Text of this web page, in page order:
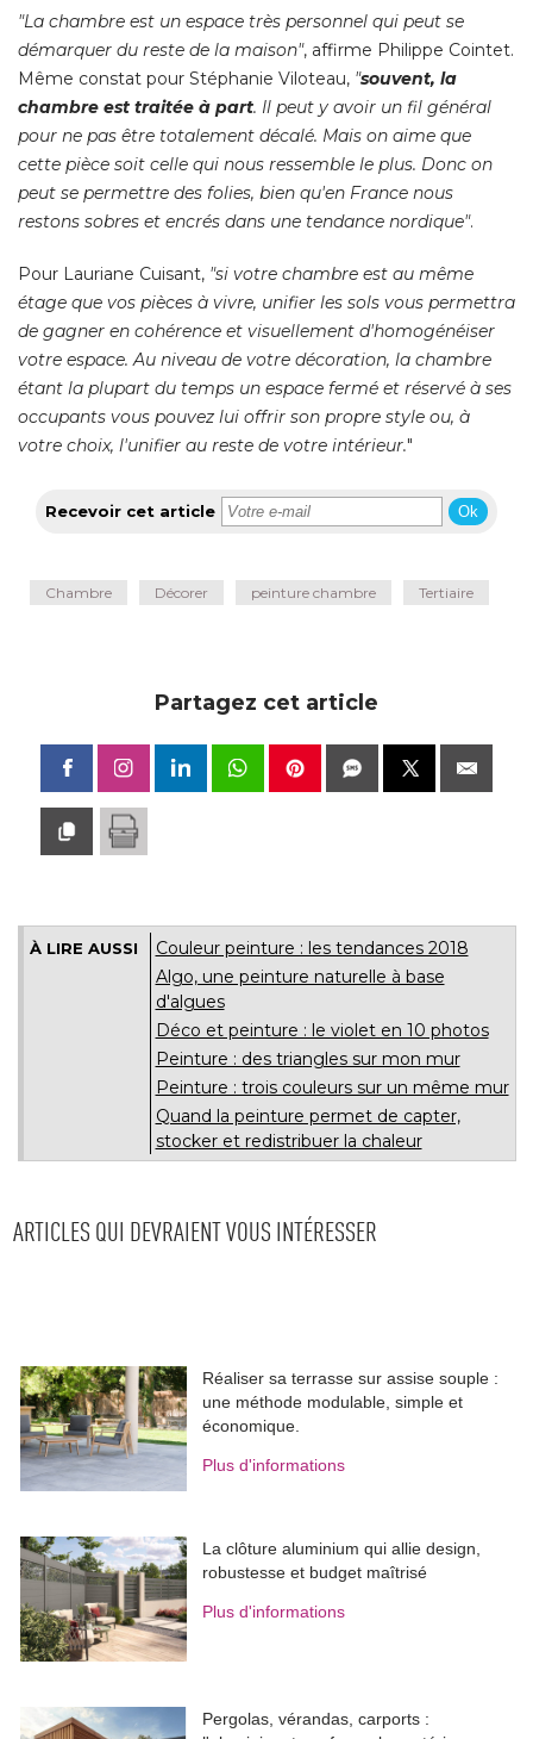
"La chambre est un espace très personnel qui peut se
démarquer du reste de la maison", affirme Philippe Cointet.
Même constat pour Stéphanie Viloteau, "souvent, la
chambre est traitée à part. Il peut y avoir un fil général
pour ne pas être totalement décalé. Mais on aime que
cette pièce soit celle qui nous ressemble le plus. Donc on
peut se permettre des folies, bien qu'en France nous
restons sobres et encrés dans une tendance nordique".
Pour Lauriane Cuisant, "si votre chambre est au même
étage que vos pièces à vivre, unifier les sols vous permettra
de gagner en cohérence et visuellement d'homogénéiser
votre espace. Au niveau de votre décoration, la chambre
étant la plupart du temps un espace fermé et réservé à ses
occupants vous pouvez lui offrir son propre style ou, à
votre choix, l'unifier au reste de votre intérieur."
Recevoir cet article Ok
Chambre Décorer peinture chambre Tertiaire
Partagez cet article
À LIRE AUSSI
Couleur peinture : les tendances 2018
Algo, une peinture naturelle à base
d'algues
Déco et peinture : le violet en 10 photos
Peinture : des triangles sur mon mur
Peinture : trois couleurs sur un même mur
Quand la peinture permet de capter,
stocker et redistribuer la chaleur
ARTICLES QUI DEVRAIENT VOUS INTÉRESSER
Réaliser sa terrasse sur assise souple :
une méthode modulable, simple et
économique.
Plus d'informations
La clôture aluminium qui allie design,
robustesse et budget maîtrisé
Plus d'informations
Pergolas, vérandas, carports :